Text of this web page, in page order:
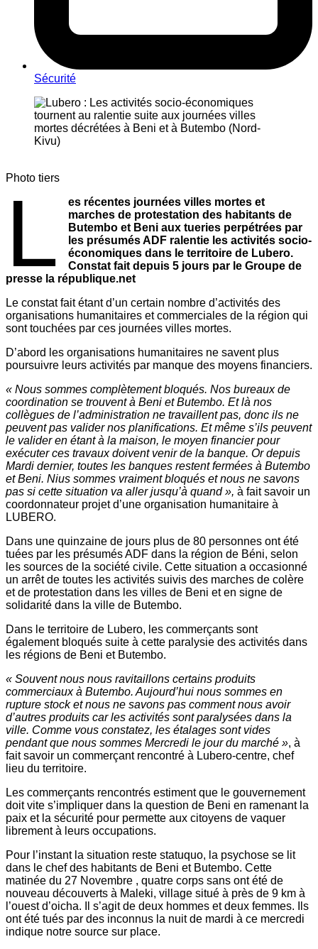
Sécurité
Photo tiers
L
es récentes journées villes mortes et
marches de protestation des habitants de
Butembo et Beni aux tueries perpétrées par
les présumés ADF ralentie les activités socio-
économiques dans le territoire de Lubero.
Constat fait depuis 5 jours par le Groupe de
presse la république.net
Le constat fait étant d’un certain nombre d’activités des
organisations humanitaires et commerciales de la région qui
sont touchées par ces journées villes mortes.
D’abord les organisations humanitaires ne savent plus
poursuivre leurs activités par manque des moyens financiers.
« Nous sommes complètement bloqués. Nos bureaux de
coordination se trouvent à Beni et Butembo. Et là nos
collègues de l’administration ne travaillent pas, donc ils ne
peuvent pas valider nos planifications. Et même s’ils peuvent
le valider en étant à la maison, le moyen financier pour
exécuter ces travaux doivent venir de la banque. Or depuis
Mardi dernier, toutes les banques restent fermées à Butembo
et Beni. Nius sommes vraiment bloqués et nous ne savons
pas si cette situation va aller jusqu’à quand », à fait savoir un
coordonnateur projet d’une organisation humanitaire à
LUBERO.
Dans une quinzaine de jours plus de 80 personnes ont été
tuées par les présumés ADF dans la région de Béni, selon
les sources de la société civile. Cette situation a occasionné
un arrêt de toutes les activités suivis des marches de colère
et de protestation dans les villes de Beni et en signe de
solidarité dans la ville de Butembo.
Dans le territoire de Lubero, les commerçants sont
également bloqués suite à cette paralysie des activités dans
les régions de Beni et Butembo.
« Souvent nous nous ravitaillons certains produits
commerciaux à Butembo. Aujourd’hui nous sommes en
rupture stock et nous ne savons pas comment nous avoir
d’autres produits car les activités sont paralysées dans la
ville. Comme vous constatez, les étalages sont vides
pendant que nous sommes Mercredi le jour du marché », à
fait savoir un commerçant rencontré à Lubero-centre, chef
lieu du territoire.
Les commerçants rencontrés estiment que le gouvernement
doit vite s’impliquer dans la question de Beni en ramenant la
paix et la sécurité pour permette aux citoyens de vaquer
librement à leurs occupations.
Pour l’instant la situation reste statuquo, la psychose se lit
dans le chef des habitants de Beni et Butembo. Cette
matinée du 27 Novembre , quatre corps sans ont été de
nouveau découverts à Maleki, village situé à près de 9 km à
l’ouest d’oicha. Il s’agit de deux hommes et deux femmes. Ils
ont été tués par des inconnus la nuit de mardi à ce mercredi
indique notre source sur place.